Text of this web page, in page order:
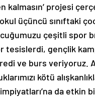
kalmasın’ projesi
üçüncü sınıftaki
çeşitli spor
tesislerdi, gençlik
ve burs veriyoruz.
kötü
da etkin